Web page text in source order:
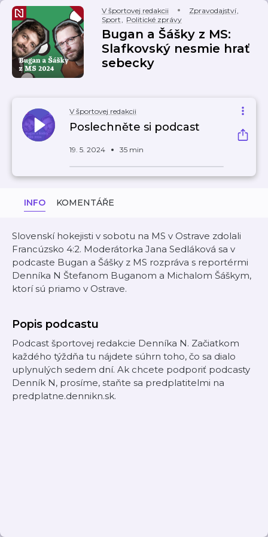
V športovej redakcii Zpravodajství,
Sport, Politické zprávy
Bugan a Šášky z MS:
Slafkovský nesmie hrať
sebecky
V športovej redakcii
Poslechněte si podcast
19. 5. 2024 35 min
INFO KOMENTÁŘE
Slovenskí hokejisti v sobotu na MS v Ostrave zdolali
Francúzsko 4:2. Moderátorka Jana Sedláková sa v
podcaste Bugan a Šášky z MS rozpráva s reportérmi
Denníka N Štefanom Buganom a Michalom Šáškym,
ktorí sú priamo v Ostrave.
Popis podcastu
Podcast športovej redakcie Denníka N. Začiatkom
každého týždňa tu nájdete súhrn toho, čo sa dialo
uplynulých sedem dní. Ak chcete podporiť podcasty
Denník N, prosíme, staňte sa predplatitelmi na
predplatne.dennikn.sk.